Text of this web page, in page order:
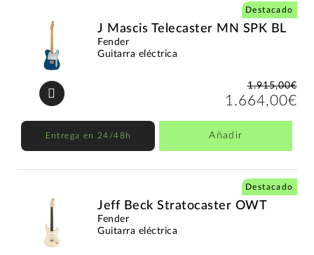
J Mascis Telecaster MN SPK BL
Fender
Guitarra eléctrica
1.915,00€
1.664,00€
Entrega en 24/48h Añadir
Destacado
Jeff Beck Stratocaster OWT
Fender
Guitarra eléctrica
Destacado